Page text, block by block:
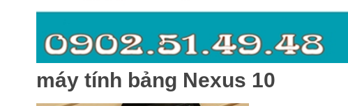
máy tính bảng Nexus 10